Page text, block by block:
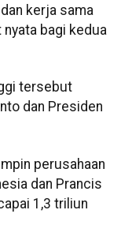
kerja sama
bagi kedua
tersebut
dan Presiden
perusahaan
dan Prancis
1,3 triliun